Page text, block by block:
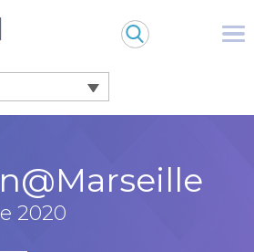
key 0 in
/bitnami/wordpress/wp-
header.php
on line79
2020